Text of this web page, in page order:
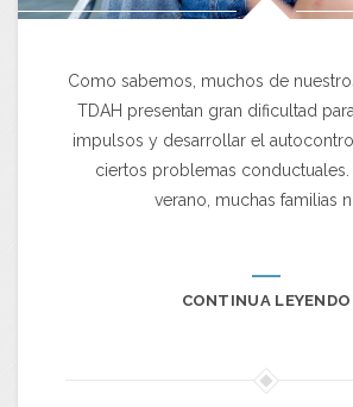
Como sabemos, muchos de
TDAH presentan gran dificultad
impulsos y desarrollar el
ciertos problemas conductuales.
verano, muchas familias
CONTINUA LEYENDO